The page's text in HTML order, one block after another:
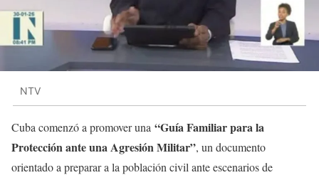
NTV
Cuba comenzó a promover una “Guía Familiar para la
Protección ante una Agresión Militar”, un documento
orientado a preparar a la población civil ante escenarios de